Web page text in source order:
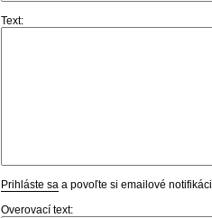
Text:
Prihláste sa a povoľte si emailové
Overovací text: